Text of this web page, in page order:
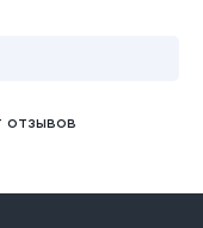
отзывов